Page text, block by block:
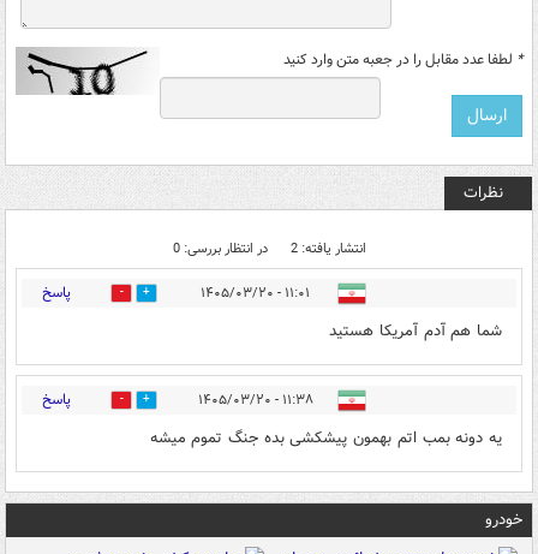
* لطفا عدد مقابل را در جعبه متن وارد کنید
نظرات
انتشار یافته: 2 در انتظار بررسی: 0
۱۱:۰۱ - ۱۴۰۵/۰۳/۲۰ 0 پاسخ
شما هم آدم آمریکا هستید
۱۱:۳۸ - ۱۴۰۵/۰۳/۲۰ 0 پاسخ
یه دونه بمب اتم بهمون پیشکشی بده جنگ تموم میشه
خودرو